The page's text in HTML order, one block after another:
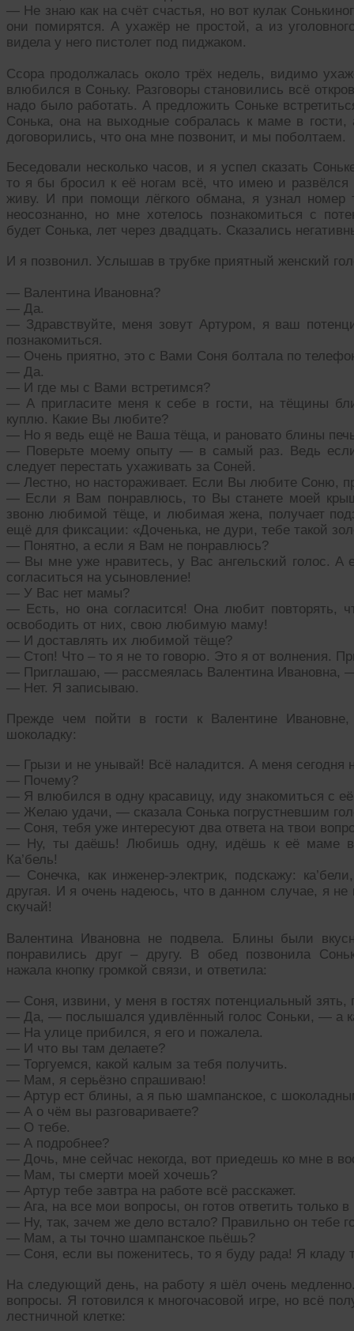
— Не знаю как на счёт счастья, но вот кулак
они помирятся. А ухажёр не простой, а из
видела у него пистолет под пиджаком.
Ссора продолжалась около трёх недель, видимо
влюбился в Соньку. Разговоры становились всё
надо было работать. А предложить Соньке
Сонька, она на выходные собралась к маме в
договорились, что она мне позвонит, и мы поболтаем.
Беседовали несколько часов, и я успел сказать
то я бы бросил к её ногам всё, что имею и
живу. И при помощи лёгкого обмана, я узнал
неосознанно, но мне хотелось познакомиться с
будет Сонька, лет через двадцать. Сказались
И я позвонил. Услышав в трубке приятный женский
— Валентина Ивановна?
— Да.
— Здравствуйте, меня зовут Артуром, я ваш
познакомиться.
— Очень приятно, это с Вами Соня болтала по
— Да.
— И где мы с Вами встретимся?
— А пригласите меня к себе в гости, на тёщины
куплю. Какие Вы любите?
— Но я ведь ещё не Ваша тёща, и рановато блины
— Поверьте моему опыту — в самый раз. Ведь
следует перестать ухаживать за Соней.
— Лестно, но настораживает. Если Вы любите Соню,
— Если я Вам понравлюсь, то Вы станете моей
звоню любимой тёще, и любимая жена, получает
ещё для фиксации: «Доченька, не дури, тебе такой
— Понятно, а если я Вам не понравлюсь?
— Вы мне уже нравитесь, у Вас ангельский голос. А
согласиться на усыновление!
— У Вас нет мамы?
— Есть, но она согласится! Она любит повторять,
освободить от них, свою любимую маму!
— И доставлять их любимой тёще?
— Стоп! Что – то я не то говорю. Это я от волнения.
— Приглашаю, — рассмеялась Валентина Ивановна, —
— Нет. Я записываю.
Прежде чем пойти в гости к Валентине
шоколадку:
— Грызи и не унывай! Всё наладится. А меня сегодня
— Почему?
— Я влюбился в одну красавицу, иду знакомиться с
— Желаю удачи, — сказала Сонька погрустневшим
— Соня, тебя уже интересуют два ответа на твои
— Ну, ты даёшь! Любишь одну, идёшь к её маме в
Ка’бель!
— Сонечка, как инженер-электрик, подскажу:
другая. И я очень надеюсь, что в данном случае, я
скучай!
Валентина Ивановна не подвела. Блины были
понравились друг – другу. В обед позвонила
нажала кнопку громкой связи, и ответила:
— Соня, извини, у меня в гостях потенциальный
— Да, — послышался удивлённый голос Соньки, — а
— На улице прибился, я его и пожалела.
— И что вы там делаете?
— Торгуемся, какой калым за тебя получить.
— Мам, я серьёзно спрашиваю!
— Артур ест блины, а я пью шампанское, с
— А о чём вы разговариваете?
— О тебе.
— А подробнее?
— Дочь, мне сейчас некогда, вот приедешь ко мне в
— Мам, ты смерти моей хочешь?
— Артур тебе завтра на работе всё расскажет.
— Ага, на все мои вопросы, он готов ответить только
— Ну, так, зачем же дело встало? Правильно он тебе
— Мам, а ты точно шампанское пьёшь?
— Соня, если вы поженитесь, то я буду рада! Я кладу
На следующий день, на работу я шёл очень
вопросы. Я готовился к многочасовой игре, но всё
лестничной клетке: